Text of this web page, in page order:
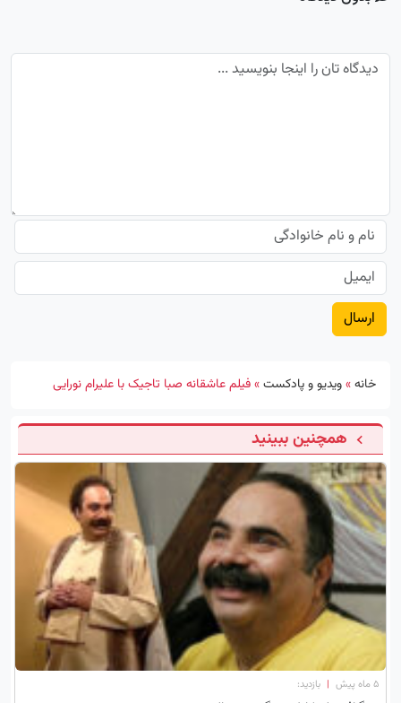
خانه»ویدیو و پادکست»فیلم عاشقانه صبا تاجیک با علیرام نورایی
همچنین ببینید
۵ ماه پیش | بازدید: